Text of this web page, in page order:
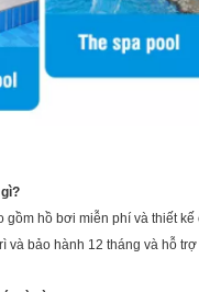
gồm hồ bơi miễn phí và thiết
và bảo hành 12 tháng và hỗ